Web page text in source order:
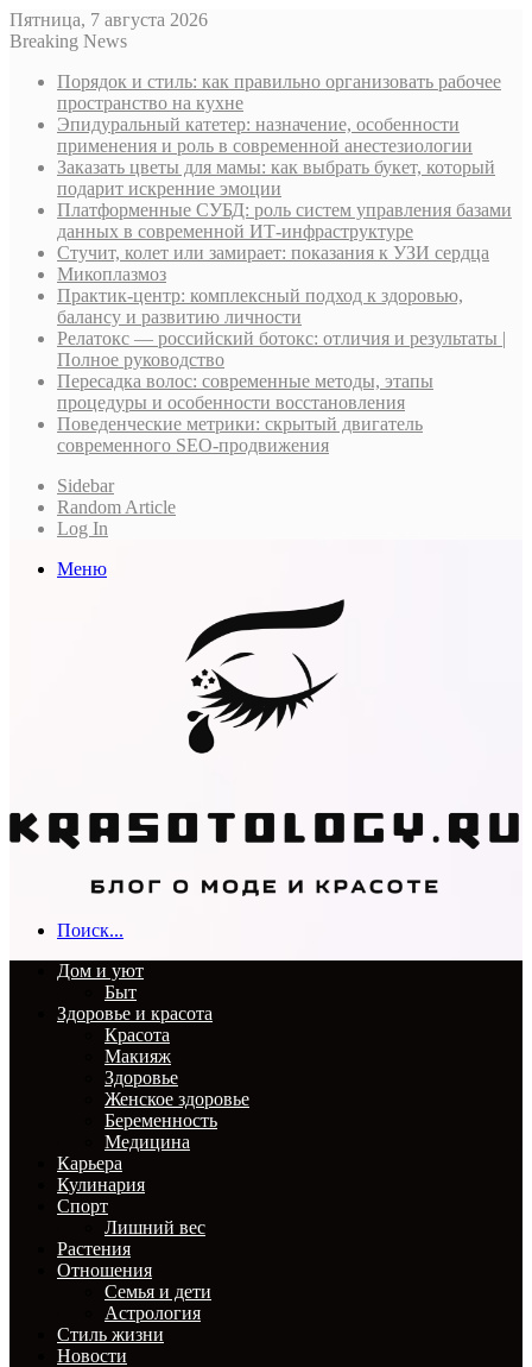
Пятница, 7 августа 2026
Breaking News
Порядок и стиль: как правильно организовать рабочее
пространство на кухне
Эпидуральный катетер: назначение, особенности
применения и роль в современной анестезиологии
Заказать цветы для мамы: как выбрать букет, который
подарит искренние эмоции
Платформенные СУБД: роль систем управления базами
данных в современной ИТ-инфраструктуре
Стучит, колет или замирает: показания к УЗИ сердца
Микоплазмоз
Практик-центр: комплексный подход к здоровью,
балансу и развитию личности
Релатокс — российский ботокс: отличия и результаты |
Полное руководство
Пересадка волос: современные методы, этапы
процедуры и особенности восстановления
Поведенческие метрики: скрытый двигатель
современного SEO-продвижения
Sidebar
Random Article
Log In
Меню
Поиск...
Дом и уют
Быт
Здоровье и красота
Красота
Макияж
Здоровье
Женское здоровье
Беременность
Медицина
Карьера
Кулинария
Спорт
Лишний вес
Растения
Отношения
Семья и дети
Астрология
Стиль жизни
Новости